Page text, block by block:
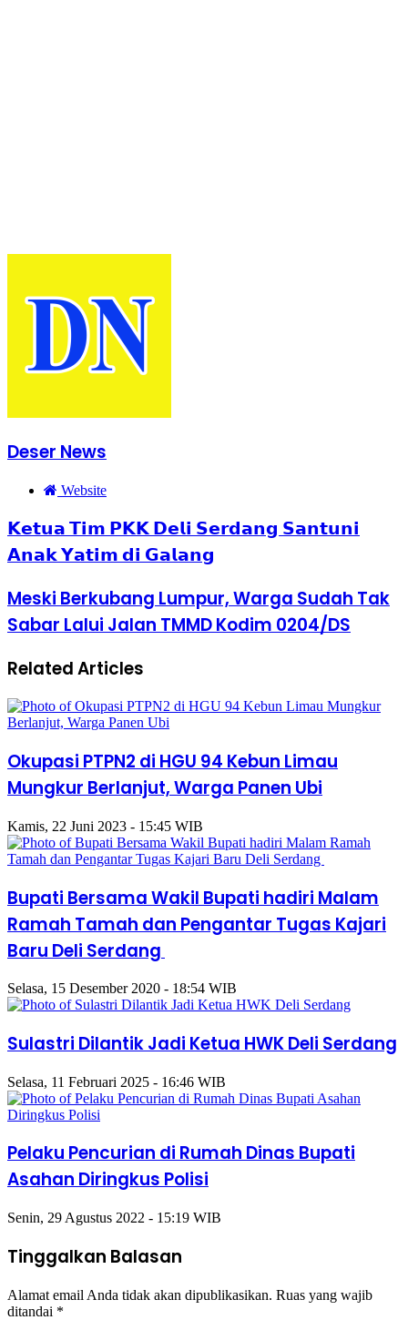
Deser News
Website
𝗞𝗲𝘁𝘂𝗮 𝗧𝗶𝗺 𝗣𝗞𝗞 𝗗𝗲𝗹𝗶 𝗦𝗲𝗿𝗱𝗮𝗻𝗴 𝗦𝗮𝗻𝘁𝘂𝗻𝗶
𝗔𝗻𝗮𝗸 𝗬𝗮𝘁𝗶𝗺 𝗱𝗶 𝗚𝗮𝗹𝗮𝗻𝗴
Meski Berkubang Lumpur, Warga Sudah Tak
Sabar Lalui Jalan TMMD Kodim 0204/DS
Related Articles
Okupasi PTPN2 di HGU 94 Kebun Limau
Mungkur Berlanjut, Warga Panen Ubi
Kamis, 22 Juni 2023 - 15:45 WIB
Bupati Bersama Wakil Bupati hadiri Malam
Ramah Tamah dan Pengantar Tugas Kajari
Baru Deli Serdang
Selasa, 15 Desember 2020 - 18:54 WIB
Sulastri Dilantik Jadi Ketua HWK Deli Serdang
Selasa, 11 Februari 2025 - 16:46 WIB
Pelaku Pencurian di Rumah Dinas Bupati
Asahan Diringkus Polisi
Senin, 29 Agustus 2022 - 15:19 WIB
Tinggalkan Balasan
Alamat email Anda tidak akan dipublikasikan. Ruas yang wajib
ditandai *